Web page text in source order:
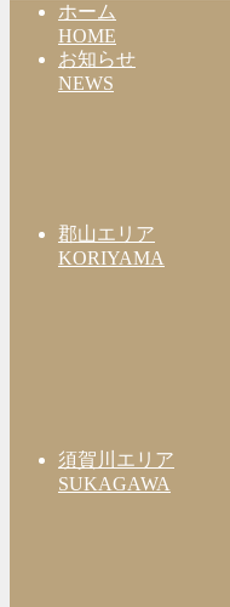
ホーム
HOME
お知らせ
NEWS
郡山エリア
KORIYAMA
須賀川エリア
SUKAGAWA